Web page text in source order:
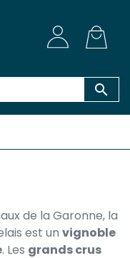

de la Garonne, la
est un vignoble
. Les grands crus